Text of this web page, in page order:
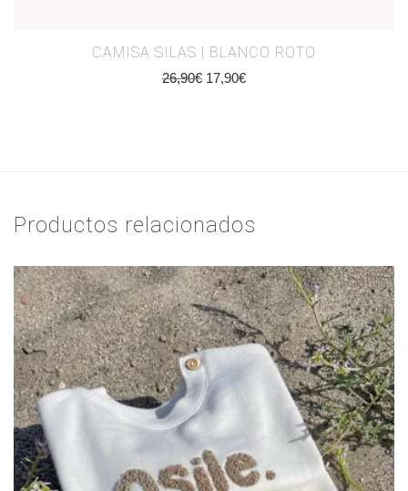
CAMISA SILAS | BLANCO ROTO
26,90€ 17,90€
Productos relacionados